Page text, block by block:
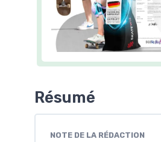
Résumé
NOTE DE LA RÉDACTION